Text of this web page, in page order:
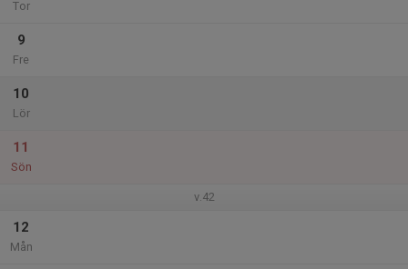
Tor
9
Fre
10
Lör
11
Sön
v.42
12
Mån